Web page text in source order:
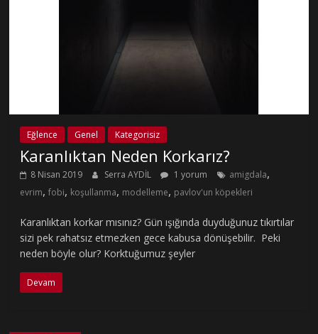
Eğlence Genel Kategorisiz
Karanlıktan Neden Korkarız?
8 Nisan 2019 Serra AYDİL 1 yorum amigdala,
evrim,fobi, koşullanma, modelleme, pavlov'un köpekleri
Karanlıktan korkar mısınız? Gün ışığında duyduğunuz tıkırtılar
sizi pek rahatsız etmezken gece kabusa dönüşebilir. Peki
neden böyle olur? Korktuğumuz şeyler
Devam